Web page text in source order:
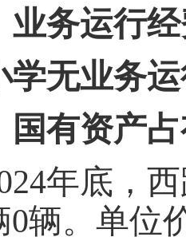
业务运行
学无业务
国有资产
24年底，
0辆。单位